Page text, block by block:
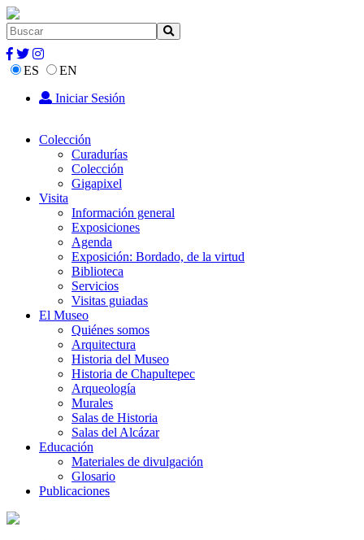
ES
EN
Iniciar Sesión
Colección
Curadurías
Colección
Gigapixel
Visita
Información general
Exposiciones
Agenda
Exposición: Bordado, de la virtud
Biblioteca
Servicios
Visitas guiadas
El Museo
Quiénes somos
Arquitectura
Historia del Museo
Historia de Chapultepec
Arqueología
Murales
Salas de Historia
Salas del Alcázar
Educación
Materiales de divulgación
Glosario
Publicaciones